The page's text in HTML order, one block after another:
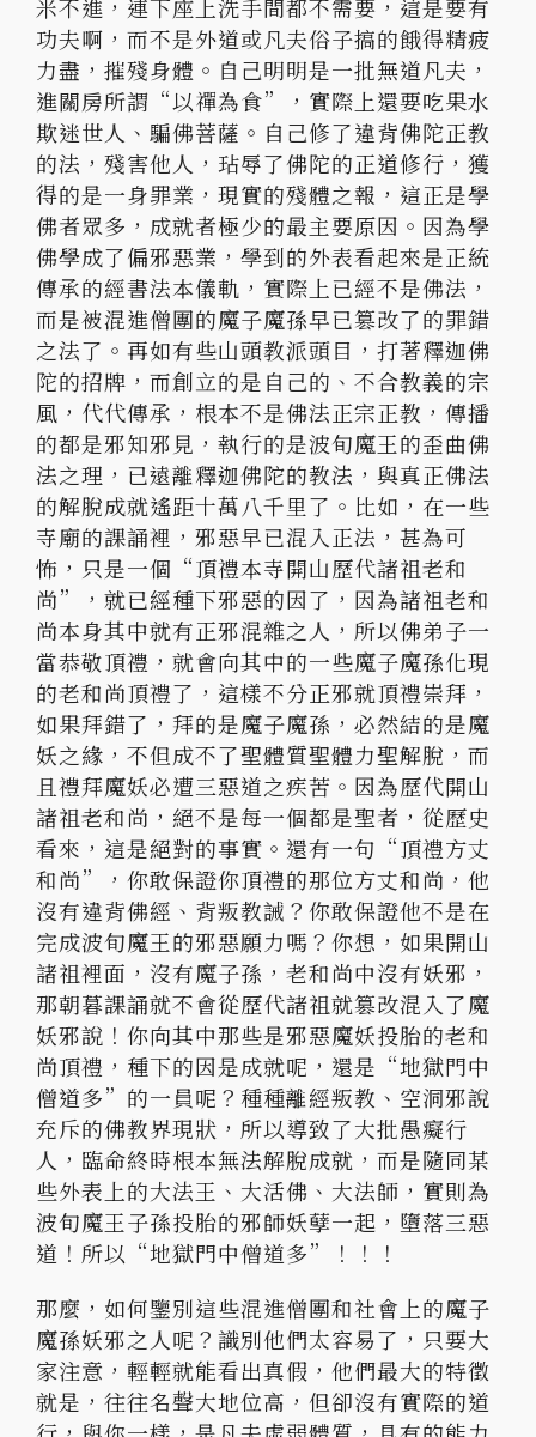
米不進，連下座上洗手間都不需要，這是要有
功夫啊，而不是外道或凡夫俗子搞的餓得精疲
力盡，摧殘身體。自己明明是一批無道凡夫，
進關房所謂“以禪為食”，實際上還要吃果水
欺迷世人、騙佛菩薩。自己修了違背佛陀正教
的法，殘害他人，玷辱了佛陀的正道修行，獲
得的是一身罪業，現實的殘體之報，這正是學
佛者眾多，成就者極少的最主要原因。因為學
佛學成了偏邪惡業，學到的外表看起來是正統
傳承的經書法本儀軌，實際上已經不是佛法，
而是被混進僧團的魔子魔孫早已篡改了的罪錯
之法了。再如有些山頭教派頭目，打著釋迦佛
陀的招牌，而創立的是自己的、不合教義的宗
風，代代傳承，根本不是佛法正宗正教，傳播
的都是邪知邪見，執行的是波旬魔王的歪曲佛
法之理，已遠離釋迦佛陀的教法，與真正佛法
的解脫成就遙距十萬八千里了。比如，在一些
寺廟的課誦裡，邪惡早已混入正法，甚為可
怖，只是一個“頂禮本寺開山歷代諸祖老和
尚”，就已經種下邪惡的因了，因為諸祖老和
尚本身其中就有正邪混雜之人，所以佛弟子一
當恭敬頂禮，就會向其中的一些魔子魔孫化現
的老和尚頂禮了，這樣不分正邪就頂禮崇拜，
如果拜錯了，拜的是魔子魔孫，必然結的是魔
妖之緣，不但成不了聖體質聖體力聖解脫，而
且禮拜魔妖必遭三惡道之疾苦。因為歷代開山
諸祖老和尚，絕不是每一個都是聖者，從歷史
看來，這是絕對的事實。還有一句“頂禮方丈
和尚”，你敢保證你頂禮的那位方丈和尚，他
沒有違背佛經、背叛教誡？你敢保證他不是在
完成波旬魔王的邪惡願力嗎？你想，如果開山
諸祖裡面，沒有魔子孫，老和尚中沒有妖邪，
那朝暮課誦就不會從歷代諸祖就篡改混入了魔
妖邪說！你向其中那些是邪惡魔妖投胎的老和
尚頂禮，種下的因是成就呢，還是“地獄門中
僧道多”的一員呢？種種離經叛教、空洞邪說
充斥的佛教界現狀，所以導致了大批愚癡行
人，臨命終時根本無法解脫成就，而是隨同某
些外表上的大法王、大活佛、大法師，實則為
波旬魔王子孫投胎的邪師妖孽一起，墮落三惡
道！所以“地獄門中僧道多”！！！
那麼，如何鑒別這些混進僧團和社會上的魔子
魔孫妖邪之人呢？識別他們太容易了，只要大
家注意，輕輕就能看出真假，他們最大的特徵
就是，往往名聲大地位高，但卻沒有實際的道